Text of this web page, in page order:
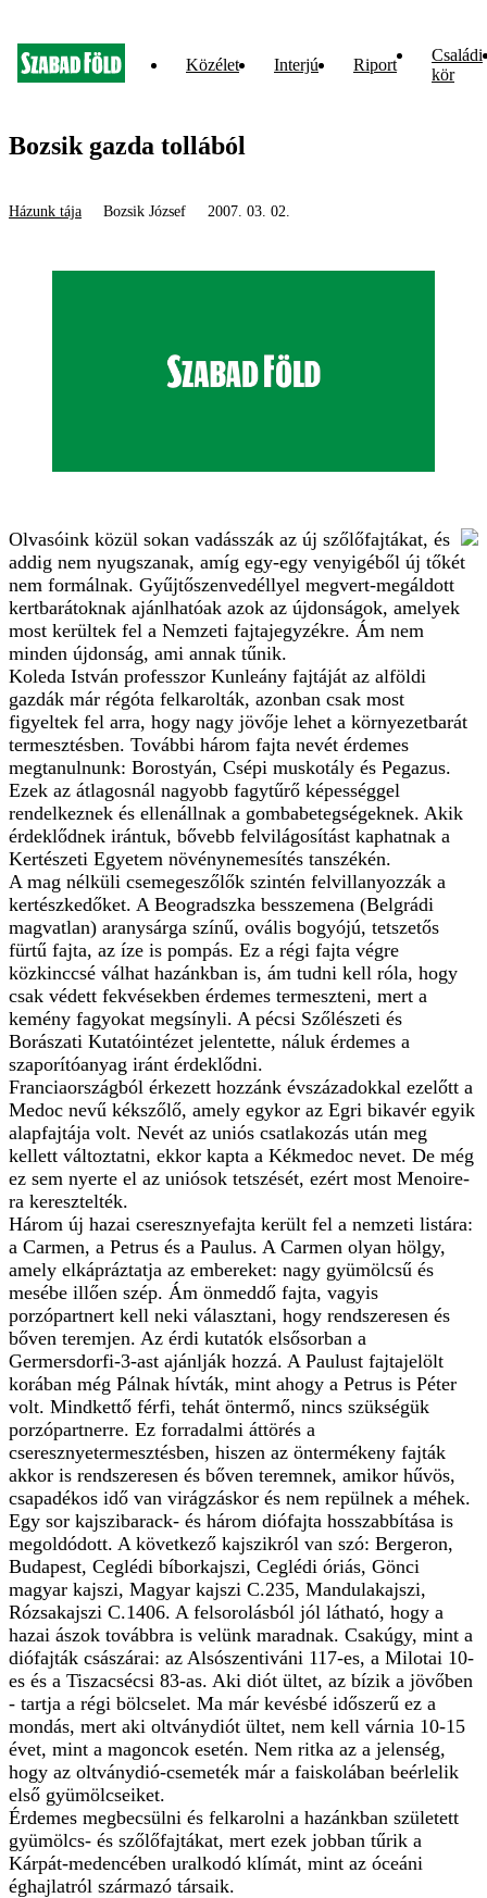
Közélet Interjú Riport
Családi
kör
Bozsik gazda tollából
Házunk tája Bozsik József 2007. 03. 02.
Olvasóink közül sokan vadásszák az új szőlőfajtákat, és
addig nem nyugszanak, amíg egy-egy venyigéből új tőkét
nem formálnak. Gyűjtőszenvedéllyel megvert-megáldott
kertbarátoknak ajánlhatóak azok az újdonságok, amelyek
most kerültek fel a Nemzeti fajtajegyzékre. Ám nem
minden újdonság, ami annak tűnik.
Koleda István professzor Kunleány fajtáját az alföldi
gazdák már régóta felkarolták, azonban csak most
figyeltek fel arra, hogy nagy jövője lehet a környezetbarát
termesztésben. További három fajta nevét érdemes
megtanulnunk: Borostyán, Csépi muskotály és Pegazus.
Ezek az átlagosnál nagyobb fagytűrő képességgel
rendelkeznek és ellenállnak a gombabetegségeknek. Akik
érdeklődnek irántuk, bővebb felvilágosítást kaphatnak a
Kertészeti Egyetem növénynemesítés tanszékén.
A mag nélküli csemegeszőlők szintén felvillanyozzák a
kertészkedőket. A Beogradszka besszemena (Belgrádi
magvatlan) aranysárga színű, ovális bogyójú, tetszetős
fürtű fajta, az íze is pompás. Ez a régi fajta végre
közkinccsé válhat hazánkban is, ám tudni kell róla, hogy
csak védett fekvésekben érdemes termeszteni, mert a
kemény fagyokat megsínyli. A pécsi Szőlészeti és
Borászati Kutatóintézet jelentette, náluk érdemes a
szaporítóanyag iránt érdeklődni.
Franciaországból érkezett hozzánk évszázadokkal ezelőtt a
Medoc nevű kékszőlő, amely egykor az Egri bikavér egyik
alapfajtája volt. Nevét az uniós csatlakozás után meg
kellett változtatni, ekkor kapta a Kékmedoc nevet. De még
ez sem nyerte el az uniósok tetszését, ezért most Menoire-
ra keresztelték.
Három új hazai cseresznyefajta került fel a nemzeti listára:
a Carmen, a Petrus és a Paulus. A Carmen olyan hölgy,
amely elkápráztatja az embereket: nagy gyümölcsű és
mesébe illően szép. Ám önmeddő fajta, vagyis
porzópartnert kell neki választani, hogy rendszeresen és
bőven teremjen. Az érdi kutatók elsősorban a
Germersdorfi-3-ast ajánlják hozzá. A Paulust fajtajelölt
korában még Pálnak hívták, mint ahogy a Petrus is Péter
volt. Mindkettő férfi, tehát öntermő, nincs szükségük
porzópartnerre. Ez forradalmi áttörés a
cseresznyetermesztésben, hiszen az öntermékeny fajták
akkor is rendszeresen és bőven teremnek, amikor hűvös,
csapadékos idő van virágzáskor és nem repülnek a méhek.
Egy sor kajszibarack- és három diófajta hosszabbítása is
megoldódott. A következő kajszikról van szó: Bergeron,
Budapest, Ceglédi bíborkajszi, Ceglédi óriás, Gönci
magyar kajszi, Magyar kajszi C.235, Mandulakajszi,
Rózsakajszi C.1406. A felsorolásból jól látható, hogy a
hazai ászok továbbra is velünk maradnak. Csakúgy, mint a
diófajták császárai: az Alsószentiváni 117-es, a Milotai 10-
es és a Tiszacsécsi 83-as. Aki diót ültet, az bízik a jövőben
- tartja a régi bölcselet. Ma már kevésbé időszerű ez a
mondás, mert aki oltványdiót ültet, nem kell várnia 10-15
évet, mint a magoncok esetén. Nem ritka az a jelenség,
hogy az oltványdió-csemeték már a faiskolában beérlelik
első gyümölcseiket.
Érdemes megbecsülni és felkarolni a hazánkban született
gyümölcs- és szőlőfajtákat, mert ezek jobban tűrik a
Kárpát-medencében uralkodó klímát, mint az óceáni
éghajlatról származó társaik.